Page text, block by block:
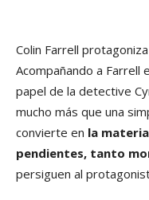
Colin Farrell
Acompañando a Farrell
papel de la detective
mucho más que una
convierte en la
pendientes, tanto
persiguen al